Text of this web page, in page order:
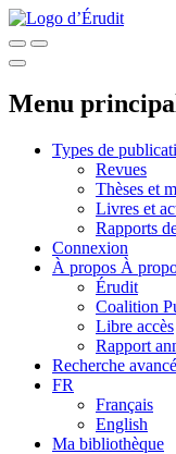
Menu
Types de
Revues
Thèses et
Livres et
Rapports
Connexion
À propos À
Érudit
Coalition
Libre accès
Rapport
Recherche
FR
Français
English
Ma bibliothèque